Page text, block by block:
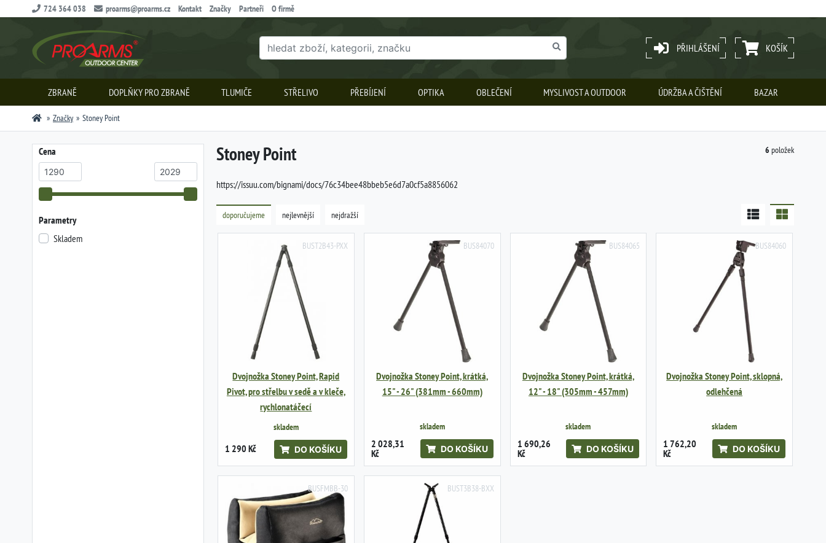
724 364 038 proarms@proarms.cz Kontakt Značky Partneři O firmě
PŘIHLÁŠENÍ KOŠÍK
ZBRANĚ DOPLŇKY PRO ZBRANĚ TLUMIČE STŘELIVO PŘEBÍJENÍ OPTIKA OBLEČENÍ MYSLIVOST A OUTDOOR ÚDRŽBA A ČIŠTĚNÍ BAZAR
Značky Stoney Point
Stoney Point
https://issuu.com/bignami/docs/76c34bee48bbeb5e6d7a0cf5a8856062
6 položek
doporučujeme nejlevnější nejdražší
BUST2B43-PXX
Dvojnožka Stoney Point, Rapid
Pivot, pro střelbu v sedě a v kleče,
rychlonatáčecí
skladem
1 290 Kč DO KOŠÍKU
BUS84070
Dvojnožka Stoney Point, krátká,
15" - 26" (381mm - 660mm)
skladem
2 028,31
Kč DO KOŠÍKU
BUS84065
Dvojnožka Stoney Point, krátká,
12" - 18" (305mm - 457mm)
skladem
1 690,26
Kč DO KOŠÍKU
BUS84060
Dvojnožka Stoney Point, sklopná,
odlehčená
skladem
1 762,20
Kč DO KOŠÍKU
BUSFMBB-30 BUST3B38-BXX
Cena
Parametry
Skladem